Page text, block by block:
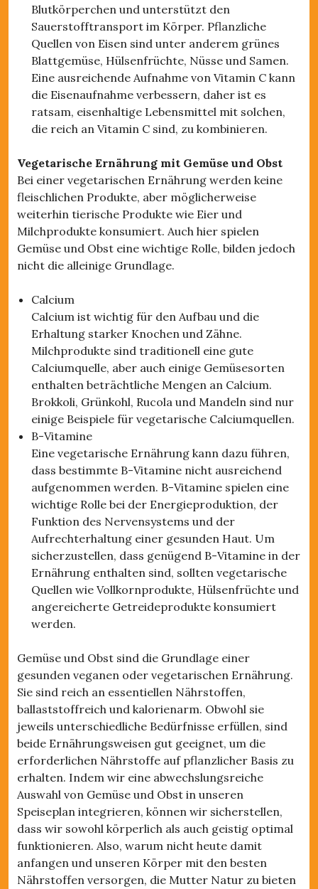
Blutkörperchen und unterstützt den
Sauerstofftransport im Körper. Pflanzliche
Quellen von Eisen sind unter anderem grünes
Blattgemüse, Hülsenfrüchte, Nüsse und Samen.
Eine ausreichende Aufnahme von Vitamin C kann
die Eisenaufnahme verbessern, daher ist es
ratsam, eisenhaltige Lebensmittel mit solchen,
die reich an Vitamin C sind, zu kombinieren.
Vegetarische Ernährung mit Gemüse und Obst
Bei einer vegetarischen Ernährung werden keine
fleischlichen Produkte, aber möglicherweise
weiterhin tierische Produkte wie Eier und
Milchprodukte konsumiert. Auch hier spielen
Gemüse und Obst eine wichtige Rolle, bilden jedoch
nicht die alleinige Grundlage.
Calcium
Calcium ist wichtig für den Aufbau und die
Erhaltung starker Knochen und Zähne.
Milchprodukte sind traditionell eine gute
Calciumquelle, aber auch einige Gemüsesorten
enthalten beträchtliche Mengen an Calcium.
Brokkoli, Grünkohl, Rucola und Mandeln sind nur
einige Beispiele für vegetarische Calciumquellen.
B-Vitamine
Eine vegetarische Ernährung kann dazu führen,
dass bestimmte B-Vitamine nicht ausreichend
aufgenommen werden. B-Vitamine spielen eine
wichtige Rolle bei der Energieproduktion, der
Funktion des Nervensystems und der
Aufrechterhaltung einer gesunden Haut. Um
sicherzustellen, dass genügend B-Vitamine in der
Ernährung enthalten sind, sollten vegetarische
Quellen wie Vollkornprodukte, Hülsenfrüchte und
angereicherte Getreideprodukte konsumiert
werden.
Gemüse und Obst sind die Grundlage einer
gesunden veganen oder vegetarischen Ernährung.
Sie sind reich an essentiellen Nährstoffen,
ballaststoffreich und kalorienarm. Obwohl sie
jeweils unterschiedliche Bedürfnisse erfüllen, sind
beide Ernährungsweisen gut geeignet, um die
erforderlichen Nährstoffe auf pflanzlicher Basis zu
erhalten. Indem wir eine abwechslungsreiche
Auswahl von Gemüse und Obst in unseren
Speiseplan integrieren, können wir sicherstellen,
dass wir sowohl körperlich als auch geistig optimal
funktionieren. Also, warum nicht heute damit
anfangen und unseren Körper mit den besten
Nährstoffen versorgen, die Mutter Natur zu bieten